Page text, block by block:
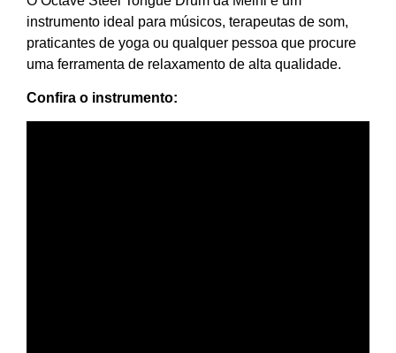
instrumento ideal para músicos, terapeutas de som,
praticantes de yoga ou qualquer pessoa que procure
uma ferramenta de relaxamento de alta qualidade.
Confira o instrumento: